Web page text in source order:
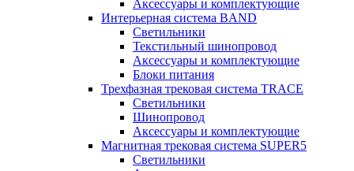
Аксессуары и комплектующие
Интерьерная система BAND
Светильники
Текстильный шинопровод
Аксессуары и комплектующие
Блоки питания
Трехфазная трековая система TRACE
Светильники
Шинопровод
Аксессуары и комплектующие
Магнитная трековая система SUPER5
Светильники